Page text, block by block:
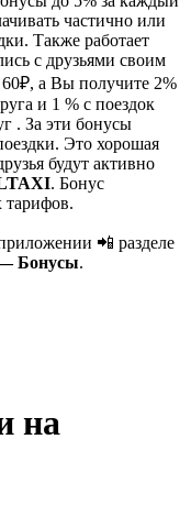
частично или
Также работает
с друзьями своим
а Вы получите 2%
и 1 % с поездок
. За эти бонусы
Это хорошая
будут активно
. Бонус
тарифов.
📲 разделе
Бонусы.
на